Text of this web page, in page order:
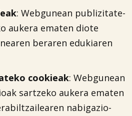
: Webgunean publizitate-
aukera ematen diote
beraren edukiaren
cookieak: Webgunean
sartzeko aukera ematen
nabigazio-